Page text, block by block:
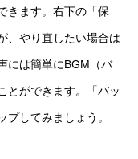
きます。右下の「保
、やり直したい場合は
には簡単にBGM（バ
とができます。「バッ
してみましょう。